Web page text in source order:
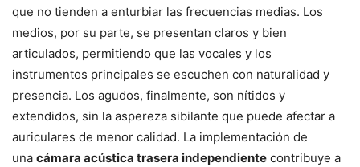
que no tienden a enturbiar las frecuencias medias. Los
medios, por su parte, se presentan claros y bien
articulados, permitiendo que las vocales y los
instrumentos principales se escuchen con naturalidad y
presencia. Los agudos, finalmente, son nítidos y
extendidos, sin la aspereza sibilante que puede afectar a
auriculares de menor calidad. La implementación de
una cámara acústica trasera independiente contribuye a